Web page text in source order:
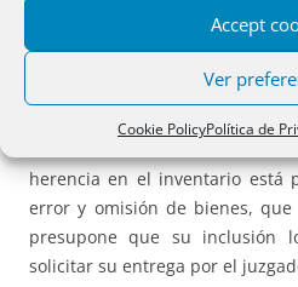
Accept
Ver
Cookie PolicyPolítica de
para el ejercicio de las
civil debe de serlo también en la
herencia en el inventario está
error y omisión de bienes,
presupone que su inclusión
solicitar su entrega por el